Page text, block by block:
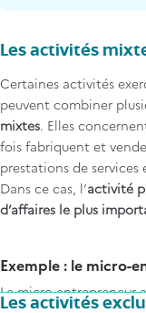
Les activités
Certaines activités
peuvent combiner
mixtes. Elles
fois fabriquent et
prestations de
Dans ce cas, l’activité
d’affaires le plus
Items
Exemple : le micro-
Le micro-entrepreneur
Les activités